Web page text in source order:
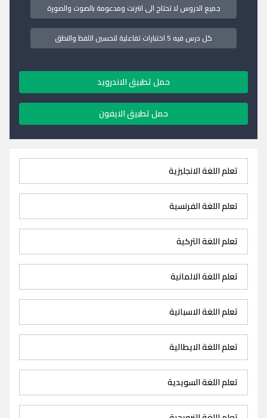
جميع الدروس لا تحتاج الى انترنت ومدعومة بالصوت والصورة
كل درس فيه 5 اختبارات تفاعلية لتحسين اللفظ والنطق
حمل تطبيق الاندرويد
حمل تطبيق الايفون
تعلم اللغة الانجليزية
تعلم اللغة الفرنسية
تعلم اللغة التركية
تعلم اللغة الالمانية
تعلم اللغة الاسبانية
تعلم اللغة الايطالية
تعلم اللغة السويدية